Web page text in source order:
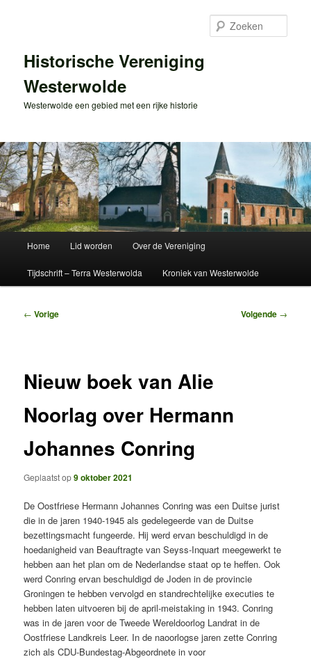
inhoudHistorische Vereniging
Westerwolde
Westerwolde een gebied met een rijke historie
Home Lid worden Over de Vereniging
Tijdschrift – Terra Westerwolda Kroniek van Westerwolde
Bericht
← Vorige Volgende →
Nieuw boek van Alie
Noorlag over Hermann
Johannes Conring
Geplaatst op9 oktober 2021
De Oostfriese Hermann Johannes Conring was een Duitse jurist
die in de jaren 1940-1945 als gedelegeerde van de Duitse
bezettingsmacht fungeerde. Hij werd ervan beschuldigd in de
hoedanigheid van Beauftragte van Seyss-Inquart meegewerkt te
hebben aan het plan om de Nederlandse staat op te heffen. Ook
werd Conring ervan beschuldigd de Joden in de provincie
Groningen te hebben vervolgd en standrechtelijke executies te
hebben laten uitvoeren bij de april-meistaking in 1943. Conring
was in de jaren voor de Tweede Wereldoorlog Landrat in de
Oostfriese Landkreis Leer. In de naoorlogse jaren zette Conring
zich als CDU-Bundestag-Abgeordnete in voor